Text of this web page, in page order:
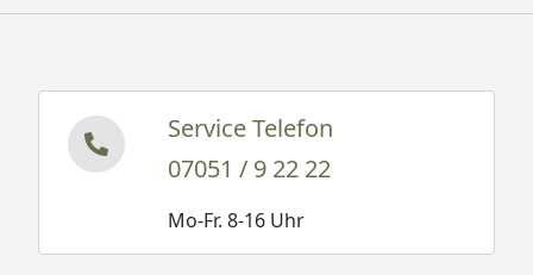
Service Telefon
07051 / 9 22 22
Mo-Fr. 8-16 Uhr